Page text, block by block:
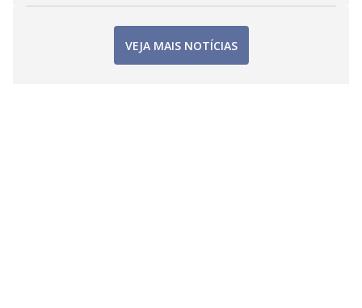
VEJA MAIS NOTÍCIAS